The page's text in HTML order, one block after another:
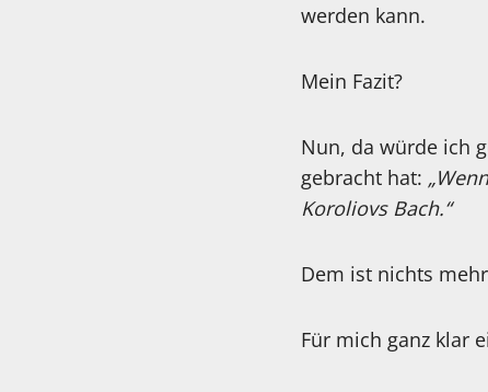
werden kann.
Mein Fazit?
Nun, da würde ich
gebracht hat:
Koroliovs Bach.“
Dem ist nichts
Für mich ganz klar